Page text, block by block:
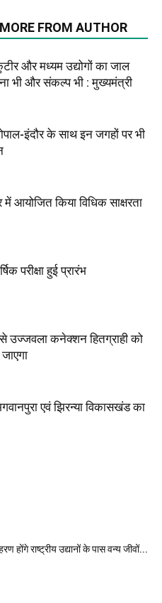
MORE FROM AUTHOR
और मध्यम उद्योगों का जाल
भी और संकल्प भी : मुख्यमंत्री
इंदौर के साथ इन जगहों पर भी
में आयोजित किया विधिक साक्षरता
परीक्षा हुई प्रारंभ
से उज्जवला कनेक्शन हितग्राही को
एवं झिरन्या विकासखंड का
होंगे राष्ट्रीय उद्यानों के पास वन्य जीवों...